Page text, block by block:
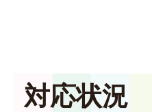
対応状況